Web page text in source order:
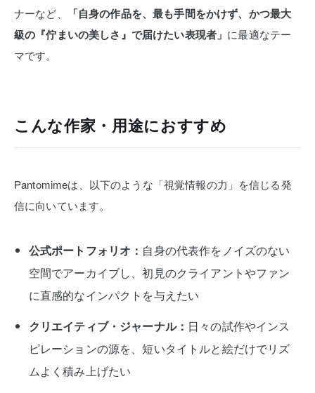
ナーなど、
「自身の作品を、最も手間をかけず、かつ最大
級の『佇まいの美しさ』で届けたい表現者」 に最適なテー
マです。
こんな作家・用途におすすめ
Pantomimeは、以下のような「視覚情報の力」を信じる発
信に向いています。
公式ポートフォリオ： 自身の代表作をノイズのない
空間でアーカイブし、初見のクライアントやファン
に直感的なインパクトを与えたい
クリエイティブ・ジャーナル： 日々の試作やインス
ピレーションの源を、短いタイトルと絵だけでリズ
ムよく積み上げたい